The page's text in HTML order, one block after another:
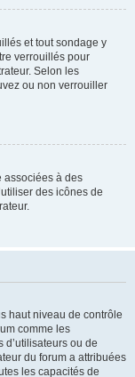
et tout sondage y
verrouillés pour
Selon les
ou non verrouiller
associées à des
des icônes de
haut niveau de contrôle
comme les
ou de
du forum a attribuées
les capacités de